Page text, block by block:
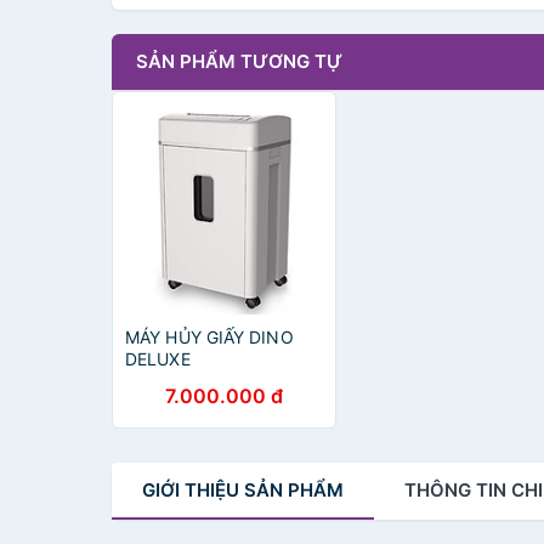
SẢN PHẨM TƯƠNG TỰ
MÁY HỦY GIẤY DINO
DELUXE
7.000.000 đ
GIỚI THIỆU SẢN PHẨM THÔNG TIN